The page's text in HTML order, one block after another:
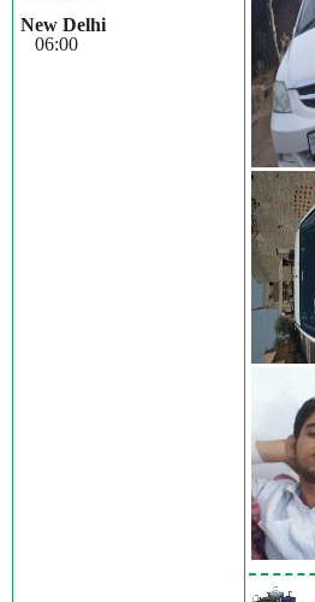
New Delhi
06:00